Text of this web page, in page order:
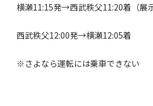
横瀬11:15発→西武秩父11:20着（展示
西武秩父12:00発→横瀬12:05着
※さよなら運転には乗車できない